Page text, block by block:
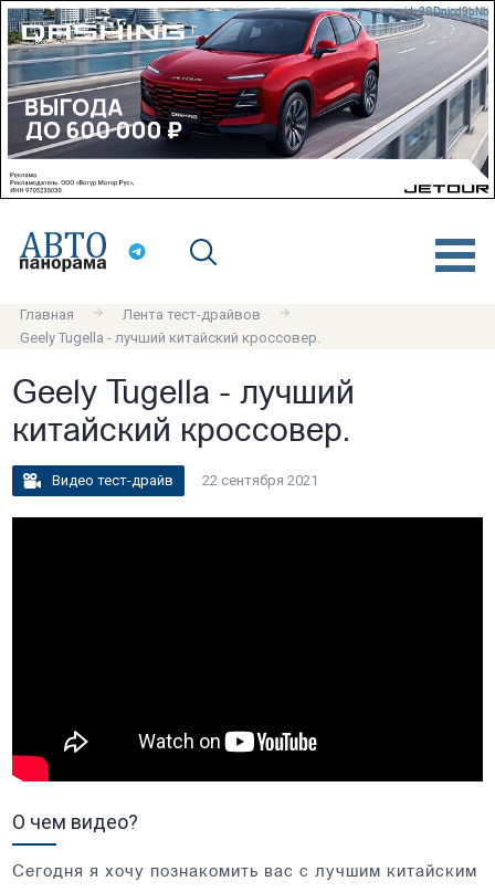
erid: 2SDnjcd9bNb
Главная
Лента тест-драйвов
Geely Tugella - лучший китайский кроссовер.
Geely Tugella - лучший
китайский кроссовер.
Видео тест-драйв 22 сентября 2021
О чем видео?
Сегодня я хочу познакомить вас c лучшим китайским